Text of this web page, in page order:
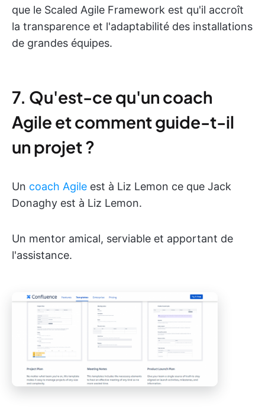
que le Scaled Agile Framework est qu'il accroît
la transparence et l'adaptabilité des installations
de grandes équipes.
7. Qu'est-ce qu'un coach
Agile et comment guide-t-il
un projet ?
Un coach Agile est à Liz Lemon ce que Jack
Donaghy est à Liz Lemon.
Un mentor amical, serviable et apportant de
l'assistance.